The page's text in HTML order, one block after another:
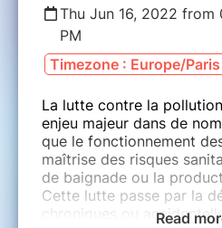
Thu Jun 16, 2022 from
PM
Timezone : Europe/Paris
La lutte contre la
enjeu majeur dans de
que le fonctionnement
maîtrise des risques
de baignade ou la
Cette lutte passe par la
chroniques ou
Read